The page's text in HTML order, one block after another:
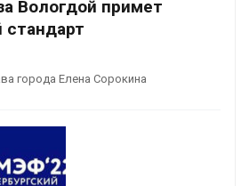
Вологдой примет
стандарт
города Елена Сорокина